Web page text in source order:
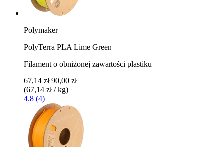
Polymaker
PolyTerra PLA Lime Green
Filament o obniżonej zawartości plastiku
67,14 zł 90,00 zł
(67,14 zł / kg)
4.8 (4)